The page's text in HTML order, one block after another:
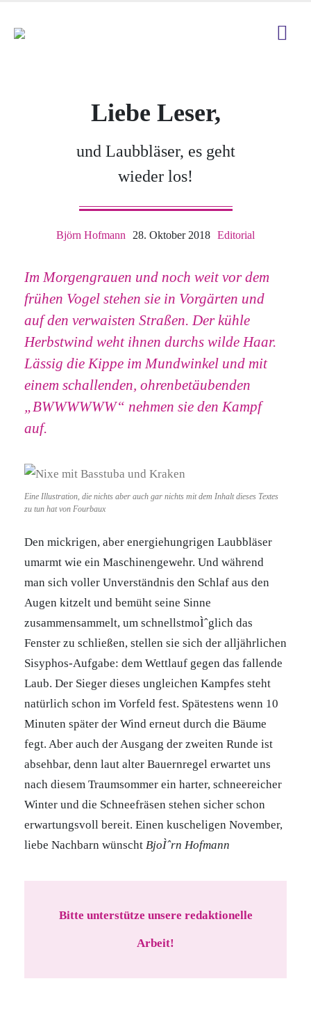
Liebe Leser,
und Laubbläser, es geht
wieder los!
Björn Hofmann 28. Oktober 2018 Editorial
Im Morgengrauen und noch weit vor dem
frühen Vogel stehen sie in Vorgärten und
auf den verwaisten Straßen. Der kühle
Herbstwind weht ihnen durchs wilde Haar.
Lässig die Kippe im Mundwinkel und mit
einem schallenden, ohrenbetäubenden
„BWWWWWW“ nehmen sie den Kampf
auf.
Eine Illustration, die nichts aber auch gar nichts mit dem Inhalt dieses Textes
zu tun hat von Fourbaux
Den mickrigen, aber energiehungrigen Laubbläser
umarmt wie ein Maschinengewehr. Und während
man sich voller Unverständnis den Schlaf aus den
Augen kitzelt und bemüht seine Sinne
zusammensammelt, um schnellstmoÌˆglich das
Fenster zu schließen, stellen sie sich der alljährlichen
Sisyphos-Aufgabe: dem Wettlauf gegen das fallende
Laub. Der Sieger dieses ungleichen Kampfes steht
natürlich schon im Vorfeld fest. Spätestens wenn 10
Minuten später der Wind erneut durch die Bäume
fegt. Aber auch der Ausgang der zweiten Runde ist
absehbar, denn laut alter Bauernregel erwartet uns
nach diesem Traumsommer ein harter, schneereicher
Winter und die Schneefräsen stehen sicher schon
erwartungsvoll bereit. Einen kuscheligen November,
liebe Nachbarn wünscht BjoÌˆrn Hofmann
Bitte unterstütze unsere redaktionelle
Arbeit!